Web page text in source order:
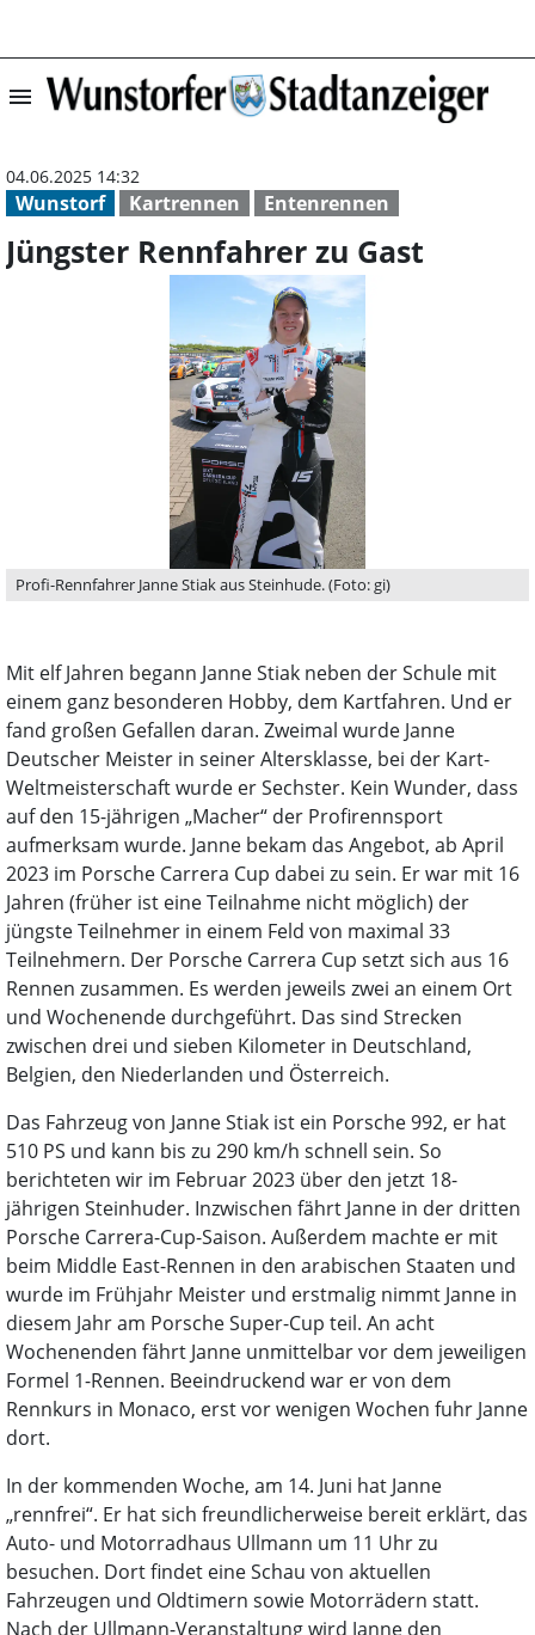
menu Jüngster
Wunstorf Kartrennen Entenrennen
04.06.2025 14:32
Jüngster Rennfahrer zu Gast
Profi-Rennfahrer Janne Stiak aus Steinhude. (Foto: gi)
Mit elf Jahren begann Janne Stiak neben der Schule mit
einem ganz besonderen Hobby, dem Kartfahren. Und er
fand großen Gefallen daran. Zweimal wurde Janne
Deutscher Meister in seiner Altersklasse, bei der Kart-
Weltmeisterschaft wurde er Sechster. Kein Wunder, dass
auf den 15-jährigen „Macher“ der Profirennsport
aufmerksam wurde. Janne bekam das Angebot, ab April
2023 im Porsche Carrera Cup dabei zu sein. Er war mit 16
Jahren (früher ist eine Teilnahme nicht möglich) der
jüngste Teilnehmer in einem Feld von maximal 33
Teilnehmern. Der Porsche Carrera Cup setzt sich aus 16
Rennen zusammen. Es werden jeweils zwei an einem Ort
und Wochenende durchgeführt. Das sind Strecken
zwischen drei und sieben Kilometer in Deutschland,
Belgien, den Niederlanden und Österreich.
Das Fahrzeug von Janne Stiak ist ein Porsche 992, er hat
510 PS und kann bis zu 290 km/h schnell sein. So
berichteten wir im Februar 2023 über den jetzt 18-
jährigen Steinhuder. Inzwischen fährt Janne in der dritten
Porsche Carrera-Cup-Saison. Außerdem machte er mit
beim Middle East-Rennen in den arabischen Staaten und
wurde im Frühjahr Meister und erstmalig nimmt Janne in
diesem Jahr am Porsche Super-Cup teil. An acht
Wochenenden fährt Janne unmittelbar vor dem jeweiligen
Formel 1-Rennen. Beeindruckend war er von dem
Rennkurs in Monaco, erst vor wenigen Wochen fuhr Janne
dort.
In der kommenden Woche, am 14. Juni hat Janne
„rennfrei“. Er hat sich freundlicherweise bereit erklärt, das
Auto- und Motorradhaus Ullmann um 11 Uhr zu
besuchen. Dort findet eine Schau von aktuellen
Fahrzeugen und Oldtimern sowie Motorrädern statt.
Nach der Ullmann-Veranstaltung wird Janne den